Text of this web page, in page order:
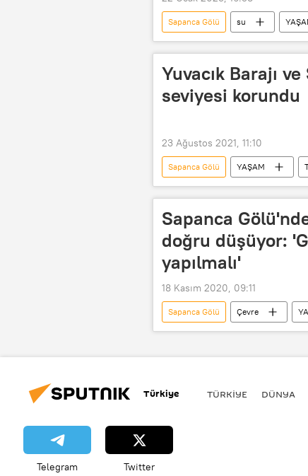
Sapanca Gölü su
Yuvacık Barajı
seviyesi korundu
23 Ağustos 2021, 11:10
Sapanca Gölü YAŞAM
su seviyesi
Sapanca
doğru düşüyor:
yapılmalı'
18 Kasım 2020, 09:11
Sapanca Gölü Çevre
kritik
su seviyesi
Türkiye TÜRKIYE DÜNYA
Telegram Twitter